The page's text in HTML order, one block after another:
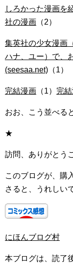
しろかった漫画を
社の漫画 （2）
集英社の少女漫画
ハナ、ユー）で、
(seesaa.net) （1）
完結漫画 （1） 完
おお、こう並べる
★
訪問、ありがと
このブログが、購
さると、うれし
にほんブログ村
本ブログは、読了